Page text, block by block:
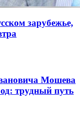
зарубежье,
Мошева
трудный путь